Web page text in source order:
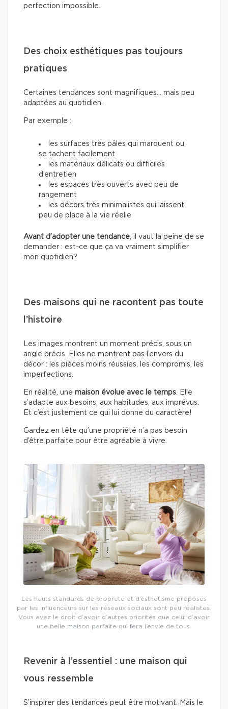
perfection impossible.
Des choix esthétiques pas toujours
pratiques
Certaines tendances sont magnifiques… mais peu
adaptées au quotidien.
Par exemple :
les surfaces très pâles qui marquent ou
se tachent facilement
les matériaux délicats ou difficiles
d’entretien
les espaces très ouverts avec peu de
rangement
les décors très minimalistes qui laissent
peu de place à la vie réelle
Avant d’adopter une tendance , il vaut la peine de se
demander : est-ce que ça va vraiment simplifier
mon quotidien?
Des maisons qui ne racontent pas toute
l’histoire
Les images montrent un moment précis, sous un
angle précis. Elles ne montrent pas l’envers du
décor : les pièces moins réussies, les compromis, les
imperfections.
En réalité, une maison évolue avec le temps . Elle
s’adapte aux besoins, aux habitudes, aux imprévus.
Et c’est justement ce qui lui donne du caractère!
Gardez en tête qu’une propriété n’a pas besoin
d’être parfaite pour être agréable à vivre.
Les hauts standards de propreté et d’esthétisme proposés
par les influenceurs sur les réseaux sociaux sont peu réalistes.
Vous avez le droit d’avoir d’autres priorités que celui d’avoir
une belle maison parfaite qui fera l’envie de tous.
Revenir à l’essentiel : une maison qui
vous ressemble
S’inspirer des tendances peut être motivant. Mais le